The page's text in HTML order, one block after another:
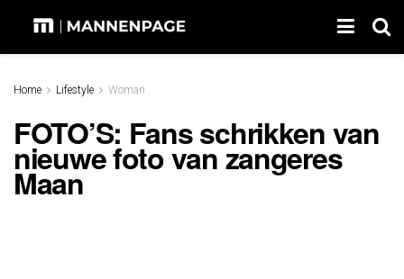
Home Lifestyle Woman
FOTO’S: Fans schrikken van
nieuwe foto van zangeres
Maan